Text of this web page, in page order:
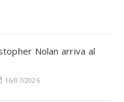
Nolan arriva al
16/07/2026